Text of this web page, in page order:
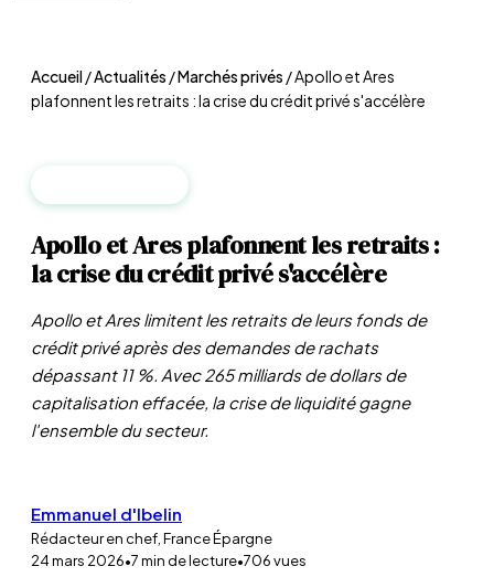
Accueil/Actualités /Marchés privés /Apollo et Ares
plafonnent les retraits : la crise du crédit privé s'accélère
Apollo et Ares plafonnent les retraits :
la crise du crédit privé s'accélère
Apollo et Ares limitent les retraits de leurs fonds de
crédit privé après des demandes de rachats
dépassant 11 %. Avec 265 milliards de dollars de
capitalisation effacée, la crise de liquidité gagne
l'ensemble du secteur.
Emmanuel d'Ibelin
Rédacteur en chef, France Épargne
24 mars 2026•7min de lecture•706vues